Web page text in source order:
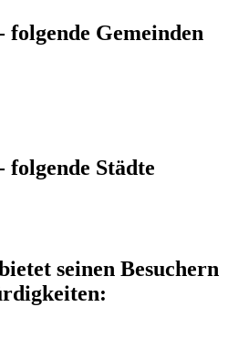
Gemeinden
Städte
seinen Besuchern